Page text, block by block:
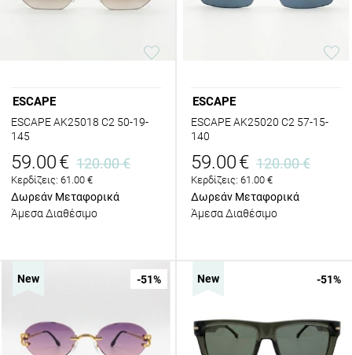
ESCAPE
ESCAPE AK25018 C2 50-19-
145
59.00€ 120.00€
Κερδίζεις: 61.00 €
Δωρεάν Μεταφορικά
Άμεσα Διαθέσιμο
ESCAPE
ESCAPE AK25020 C2 57-15-
140
59.00€ 120.00€
Κερδίζεις: 61.00 €
Δωρεάν Μεταφορικά
Άμεσα Διαθέσιμο
New -51% New -51%